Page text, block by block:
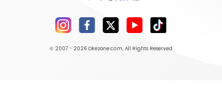
© 2007 - 2026 Okezone.com, All Rights Reserved